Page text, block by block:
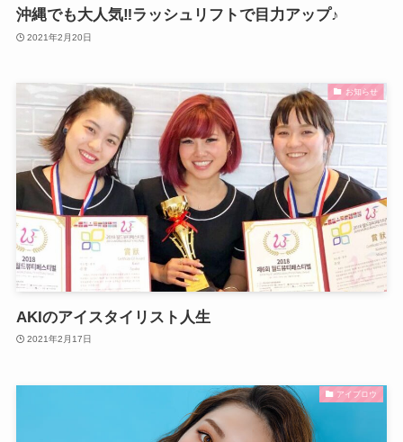
沖縄でも大人気‼ラッシュリフトで目力アップ♪
2021年2月20日
お知らせ
AKIのアイスタイリスト人生
2021年2月17日
アイブロウ